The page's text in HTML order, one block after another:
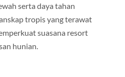
serta daya tahan
tropis yang terawat
suasana resort
hunian.